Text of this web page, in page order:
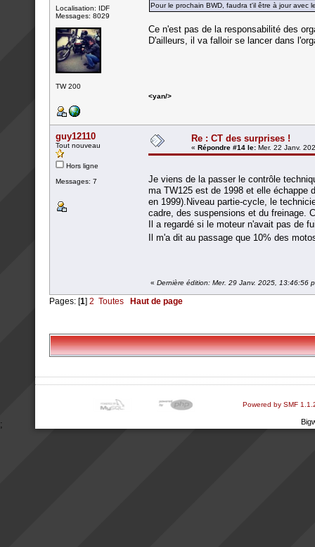
Localisation: IDF
Messages: 8029
TW 200
Pour le prochain BWD, faudra t'il être à jour avec
Ce n'est pas de la responsabilité des
D'ailleurs, il va falloir se lancer dans
<yan/>
guy12110
Tout nouveau
Hors ligne
Messages: 7
Re : CT des surprises !
« Répondre #14 le: Mer. 22 Janv.
Je viens de la passer le contrôle
ma TW125 est de 1998 et elle échappe
en 1999).Niveau partie-cycle, le
cadre, des suspensions et du freinage.
Il a regardé si le moteur n'avait pas de
Il m'a dit au passage que 10% des
« Dernière édition: Mer. 29 Janv. 2025, 13:46:56
Pages: [1] 2 Toutes Haut de page
Powered by SMF
;